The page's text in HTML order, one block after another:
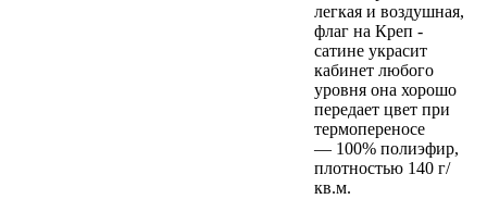
легкая и воздушная,
флаг на Креп -
сатине украсит
кабинет любого
уровня она хорошо
передает цвет при
термопереносе
— 100% полиэфир,
плотностью 140 г/
кв.м.